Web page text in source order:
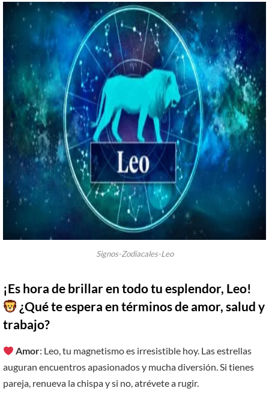
Signos-Zodiacales-Leo
¡Es hora de brillar en todo tu esplendor, Leo!
¿Qué te espera en términos de amor, salud y
trabajo?
Amor: Leo, tu magnetismo es irresistible hoy. Las estrellas
auguran encuentros apasionados y mucha diversión. Si tienes
pareja, renueva la chispa y si no, atrévete a rugir.